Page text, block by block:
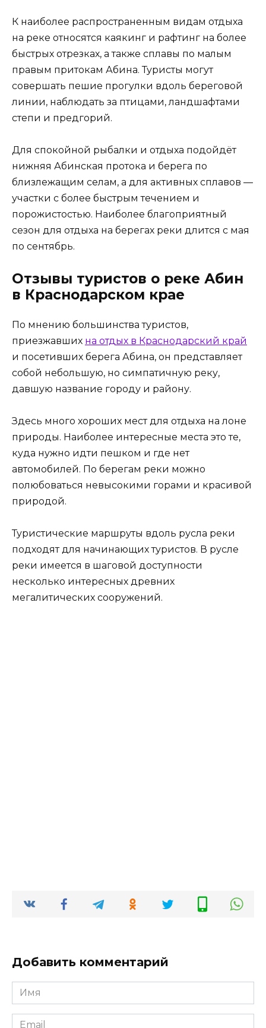
К наиболее распространенным видам отдыха
на реке относятся каякинг и рафтинг на более
быстрых отрезках, а также сплавы по малым
правым притокам Абина. Туристы могут
совершать пешие прогулки вдоль береговой
линии, наблюдать за птицами, ландшафтами
степи и предгорий.
Для спокойной рыбалки и отдыха подойдёт
нижняя Абинская протока и берега по
близлежащим селам, а для активных сплавов —
участки с более быстрым течением и
порожистостью. Наиболее благоприятный
сезон для отдыха на берегах реки длится с мая
по сентябрь.
Отзывы туристов о реке Абин
в Краснодарском крае
По мнению большинства туристов,
приезжавших на отдых в Краснодарский край
и посетивших берега Абина, он представляет
собой небольшую, но симпатичную реку,
давшую название городу и району.
Здесь много хороших мест для отдыха на лоне
природы. Наиболее интересные места это те,
куда нужно идти пешком и где нет
автомобилей. По берегам реки можно
полюбоваться невысокими горами и красивой
природой.
Туристические маршруты вдоль русла реки
подходят для начинающих туристов. В русле
реки имеется в шаговой доступности
несколько интересных древних
мегалитических сооружений.
Добавить комментарий
Имя
*
Email